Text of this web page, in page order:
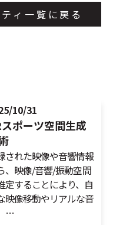
ィ一覧に戻る
10/31
ポーツ空間生成
された映像や音響情報
、映像/音響/振動空間
定することにより、自
映像移動やリアルな音
…